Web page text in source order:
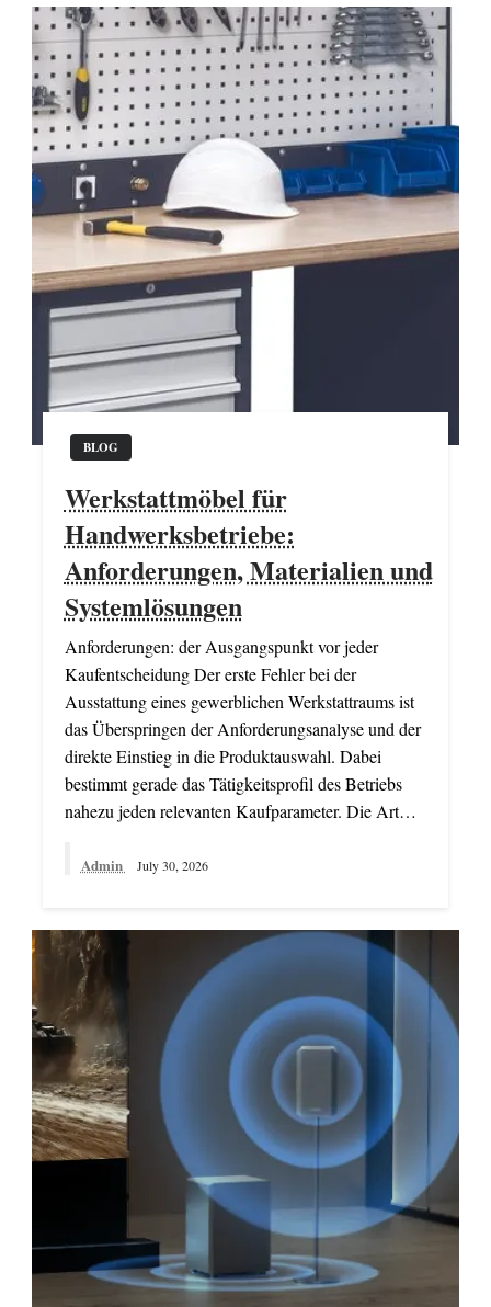
BLOG
Werkstattmöbel für
Handwerksbetriebe:
Anforderungen, Materialien und
Systemlösungen
Anforderungen: der Ausgangspunkt vor jeder
Kaufentscheidung Der erste Fehler bei der
Ausstattung eines gewerblichen Werkstattraums ist
das Überspringen der Anforderungsanalyse und der
direkte Einstieg in die Produktauswahl. Dabei
bestimmt gerade das Tätigkeitsprofil des Betriebs
nahezu jeden relevanten Kaufparameter. Die Art…
Admin July 30, 2026